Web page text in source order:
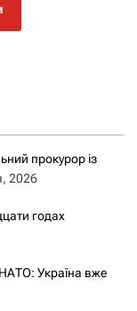
прокурор із
2026
годах
Україна вже